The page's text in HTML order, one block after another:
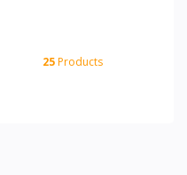
25Products